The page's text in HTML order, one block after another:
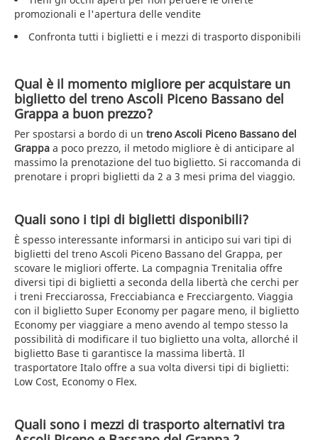
promozionali e l'apertura delle vendite
Confronta tutti i biglietti e i mezzi di trasporto disponibili
Qual è il momento migliore per acquistare un
biglietto del treno Ascoli Piceno Bassano del
Grappa a buon prezzo?
Per spostarsi a bordo di un treno Ascoli Piceno Bassano del
Grappa a poco prezzo, il metodo migliore è di anticipare al
massimo la prenotazione del tuo biglietto. Si raccomanda di
prenotare i propri biglietti da 2 a 3 mesi prima del viaggio.
Quali sono i tipi di biglietti disponibili?
È spesso interessante informarsi in anticipo sui vari tipi di
biglietti del treno Ascoli Piceno Bassano del Grappa, per
scovare le migliori offerte. La compagnia Trenitalia offre
diversi tipi di biglietti a seconda della libertà che cerchi per
i treni Frecciarossa, Frecciabianca e Frecciargento. Viaggia
con il biglietto Super Economy per pagare meno, il biglietto
Economy per viaggiare a meno avendo al tempo stesso la
possibilità di modificare il tuo biglietto una volta, allorché il
biglietto Base ti garantisce la massima libertà. Il
trasportatore Italo offre a sua volta diversi tipi di biglietti:
Low Cost, Economy o Flex.
Quali sono i mezzi di trasporto alternativi tra